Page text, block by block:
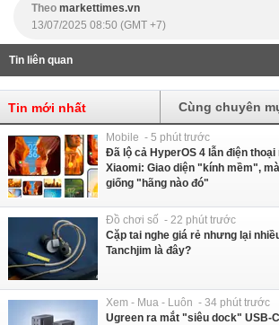
Theo markettimes.vn
13/07/2025 08:50 (GMT +7)
Tin liên quan
Tin mới nhất Cùng chuyên
Mobile - 5 phút trước
Đã lộ cả HyperOS 4 lẫn điện
Xiaomi: Giao diện "kính mềm",
giống "hãng nào đó"
Đồ chơi số - 22 phút trước
Cặp tai nghe giá rẻ nhưng lại
Tanchjim là đây?
Xem - Mua - Luôn - 34 phút trước
Ugreen ra mắt "siêu dock" USB-